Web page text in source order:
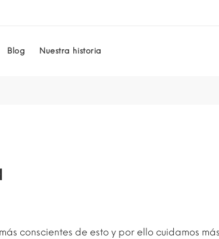
Blog Nuestra historia
conscientes de esto y por ello cuidamos